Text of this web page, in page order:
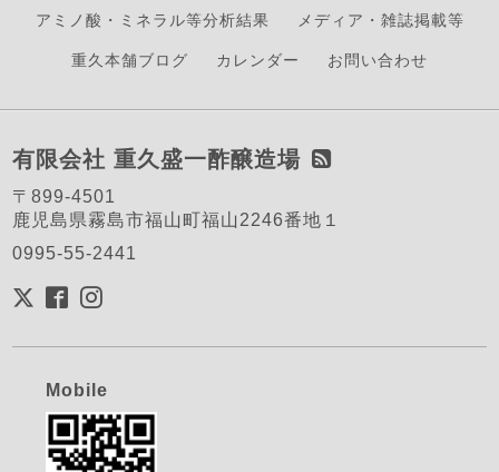
アミノ酸・ミネラル等分析結果 メディア・雑誌掲載等
重久本舗ブログ カレンダー お問い合わせ
有限会社 重久盛一酢醸造場
〒899-4501
鹿児島県霧島市福山町福山2246番地１
0995-55-2441
Mobile